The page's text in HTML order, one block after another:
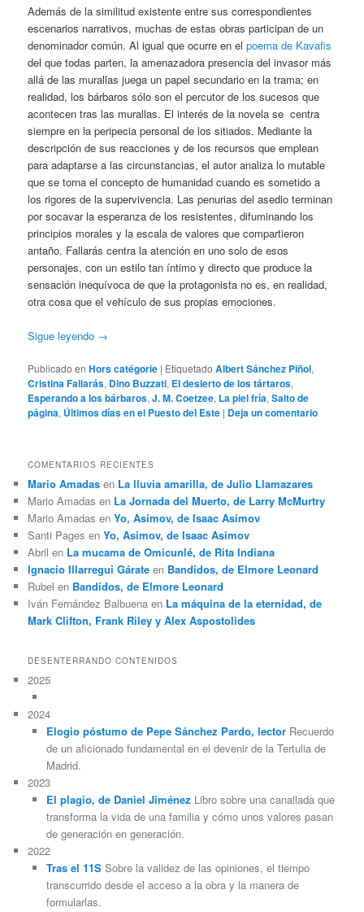
Además de la similitud existente entre sus correspondientes
escenarios narrativos, muchas de estas obras participan de un
denominador común. Al igual que ocurre en elpoema de Kavafis
del que todas parten, la amenazadora presencia del invasor más
allá de las murallas juega un papel secundario en la trama; en
realidad, los bárbaros sólo son el percutor de los sucesos que
acontecen tras las murallas. El interés de la novela se centra
siempre en la peripecia personal de los sitiados. Mediante la
descripción de sus reacciones y de los recursos que emplean
para adaptarse a las circunstancias, el autor analiza lo mutable
que se torna el concepto de humanidad cuando es sometido a
los rigores de la supervivencia. Las penurias del asedio terminan
por socavar la esperanza de los resistentes, difuminando los
principios morales y la escala de valores que compartieron
antaño. Fallarás centra la atención en uno solo de esos
personajes, con un estilo tan íntimo y directo que produce la
sensación inequívoca de que la protagonista no es, en realidad,
otra cosa que el vehículo de sus propias emociones.
Sigue leyendo →
Publicado en Hors catégorie | Etiquetado Albert Sánchez Piñol,
Cristina Fallarás, Dino Buzzati, El desierto de los tártaros,
Esperando a los bárbaros,J. M. Coetzee, La piel fría,Salto de
página, Últimos días en el Puesto del Este | Deja un comentario
COMENTARIOS RECIENTES
Mario Amadas en La lluvia amarilla, de Julio Llamazares
Mario Amadas en La Jornada del Muerto, de Larry McMurtry
Mario Amadas enYo, Asimov, de Isaac Asimov
Santi Pages enYo, Asimov, de Isaac Asimov
Abril en La mucama de Omicunlé, de Rita Indiana
Ignacio Illarregui Gárate en Bandidos, de Elmore Leonard
Rubel en Bandidos, de Elmore Leonard
Iván Fernández Balbuena en La máquina de la eternidad, de
Mark Clifton, Frank Riley y Alex Aspostolides
DESENTERRANDO CONTENIDOS
2025
2024
Elogio póstumo de Pepe Sánchez Pardo, lectorRecuerdo
de un aficionado fundamental en el devenir de la Tertulia de
Madrid.
2023
El plagio, de Daniel Jiménez Libro sobre una canallada que
transforma la vida de una familia y cómo unos valores pasan
de generación en generación.
2022
Tras el 11SSobre la validez de las opiniones, el tiempo
transcurrido desde el acceso a la obra y la manera de
formularlas.